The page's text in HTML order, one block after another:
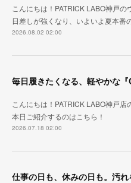
こんにちは！PATRICK LABO神戸の
日差しが強くなり、いよいよ夏本
2026.08.02 02:00
毎日履きたくなる、軽やかな『
こんにちは！PATRICK LABO神戸店
本日ご紹介するのはこちら！
2026.07.18 02:00